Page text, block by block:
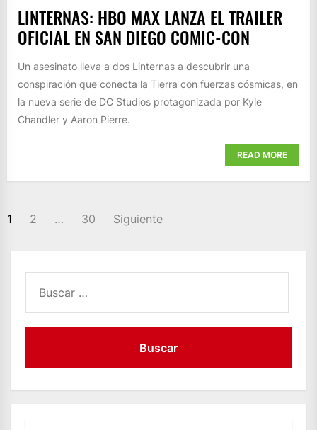
LINTERNAS: HBO MAX LANZA EL TRAILER
OFICIAL EN SAN DIEGO COMIC-CON
Un asesinato lleva a dos Linternas a descubrir una
conspiración que conecta la Tierra con fuerzas cósmicas, en
la nueva serie de DC Studios protagonizada por Kyle
Chandler y Aaron Pierre.
READ MORE
PAGINACIÓN
1 2 … 30 Siguiente